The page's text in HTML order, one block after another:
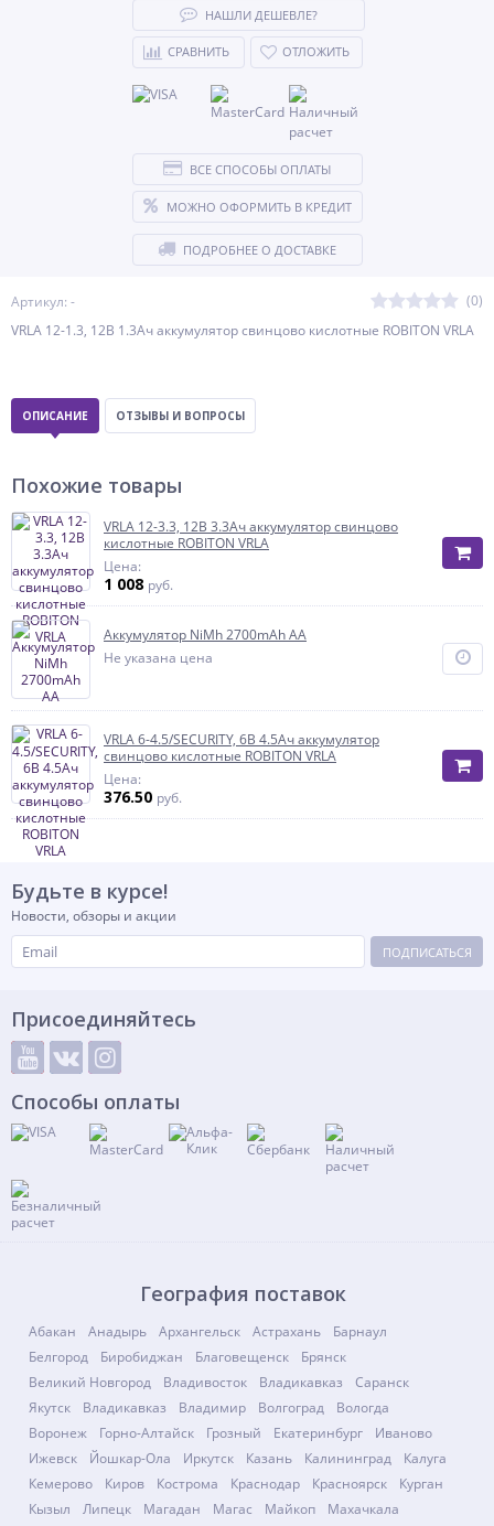
Артикул: -
(0)
VRLA 12-1.3, 12В 1.3Ач аккумулятор свинцово кислотные ROBITON VRLA
НАШЛИ ДЕШЕВЛЕ?
СРАВНИТЬ ОТЛОЖИТЬ
ВСЕ СПОСОБЫ ОПЛАТЫ
МОЖНО ОФОРМИТЬ В КРЕДИТ
ПОДРОБНЕЕ О ДОСТАВКЕ
ОПИСАНИЕ ОТЗЫВЫ И ВОПРОСЫ
Похожие товары
VRLA 12-3.3, 12В 3.3Ач аккумулятор свинцово
кислотные ROBITON VRLA
Цена:
1 008 руб.
Аккумулятор NiMh 2700mAh AA
Не указана цена
VRLA 6-4.5/SECURITY, 6В 4.5Ач аккумулятор
свинцово кислотные ROBITON VRLA
Цена:
376.50 руб.
Будьте в курсе!
Новости, обзоры и акции
ПОДПИСАТЬСЯ
Присоединяйтесь
Способы оплаты
География поставок
Абакан Анадырь Архангельск Астрахань
Барнаул
Белгород
Биробиджан Благовещенск
Брянск
Великий Новгород
Владивосток Владикавказ
Саранск
Якутск
Владикавказ Владимир Волгоград
Вологда
Воронеж
Горно-Алтайск Грозный Екатеринбург
Иваново
Ижевск
Йошкар-Ола Иркутск Казань Калининград
Калуга
Кемерово
Киров Кострома Краснодар Красноярск
Курган
Кызыл
Липецк Магадан Магас Майкоп
Махачкала